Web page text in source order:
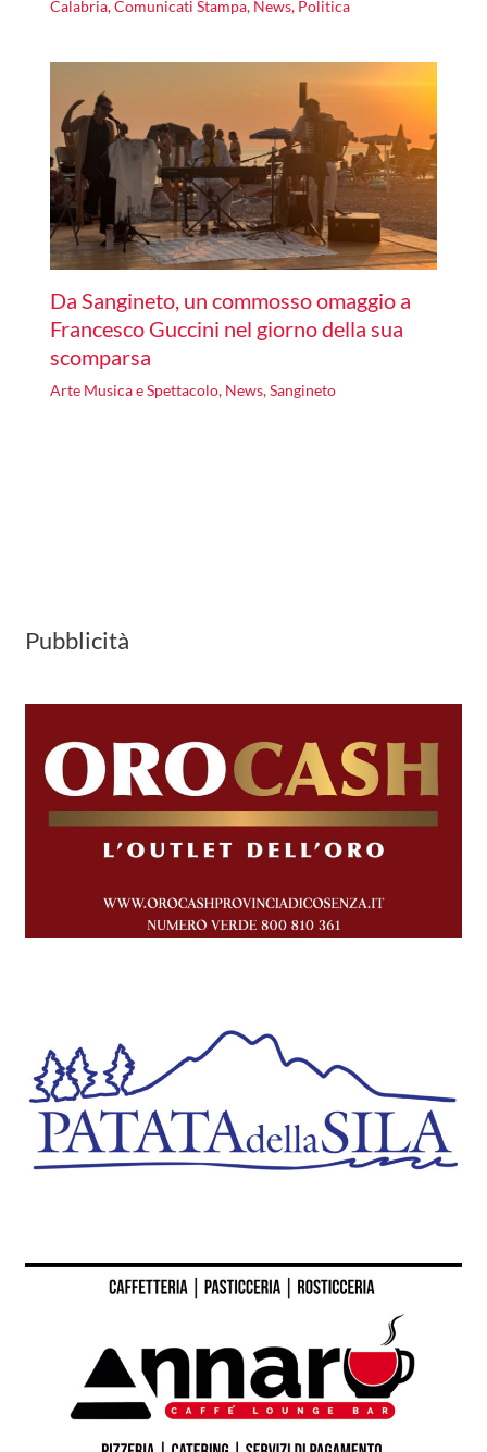
Calabria,Comunicati Stampa, News, Politica
Da Sangineto, un commosso omaggio a
Francesco Guccini nel giorno della sua
scomparsa
Arte Musica e Spettacolo, News,Sangineto
Pubblicità